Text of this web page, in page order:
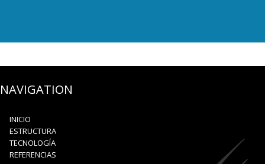
NAVIGATION
INICIO
ESTRUCTURA
TECNOLOGÍA
REFERENCIAS